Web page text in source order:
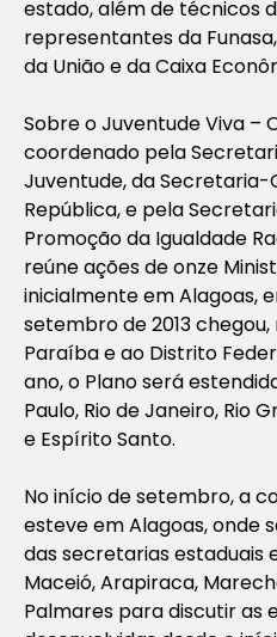
estado, além de técnicos
representantes da
da União e da Caixa
Sobre o Juventude Viva –
coordenado pela
Juventude, da Secretaria-
República, e pela
Promoção da Igualdade
reúne ações de onze
inicialmente em Alagoas,
setembro de 2013
Paraíba e ao Distrito
ano, o Plano será
Paulo, Rio de Janeiro, Rio
e Espírito Santo.
No início de setembro, a
esteve em Alagoas, onde
das secretarias estaduais
Maceió, Arapiraca,
Palmares para discutir as